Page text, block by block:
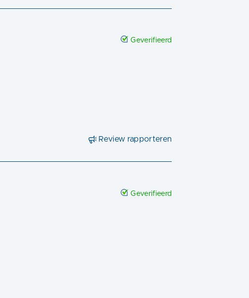
Geverifieerd
Review rapporteren
Geverifieerd